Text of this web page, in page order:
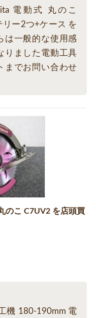
電動式 丸のこ
リー2つ+ケース を
は一般的な使用感
りました電動工具
までお問い合わせ
のこ C7UV2 を店頭買
機 180-190mm 電